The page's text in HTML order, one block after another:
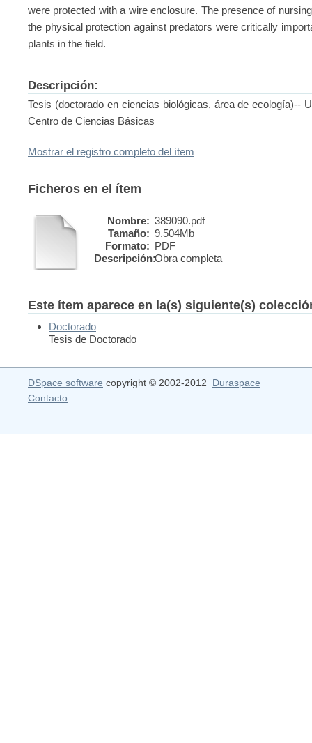
were protected with a wire enclosure. The presence of
the physical protection against predators were critically
plants in the field.
Descripción:
Tesis (doctorado en ciencias biológicas, área de ecología)--
Centro de Ciencias Básicas
Mostrar el registro completo del ítem
Ficheros en el ítem
Nombre: 389090.pdf
Tamaño: 9.504Mb
Formato: PDF
Descripción:Obra completa
Este ítem aparece en la(s) siguiente(s)
Doctorado
Tesis de Doctorado
DSpace software copyright © 2002-2012 Duraspace
Contacto